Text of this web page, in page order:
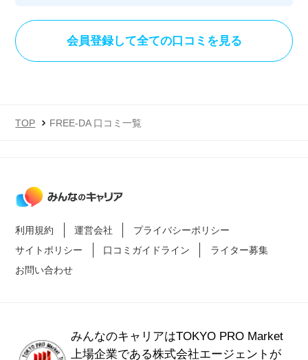
会員登録して全ての口コミを見る
TOP FREE-DA 口コミ一覧
利用規約 運営会社
プライバシーポリシー
サイトポリシー
口コミガイドライン
ライター募集
お問い合わせ
みんなのキャリアはTOKYO PRO Market
上場企業である株式会社エージェントが